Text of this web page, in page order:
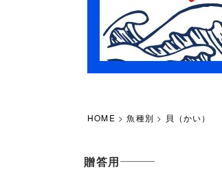
HOME 魚種別 貝（かい）
贈答用